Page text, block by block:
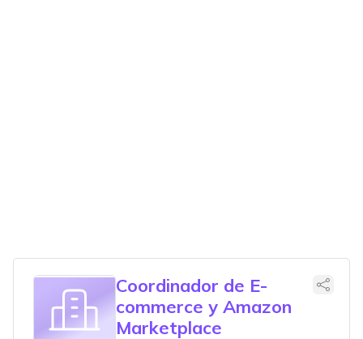
Coordinador de E-
commerce y Amazon
Marketplace